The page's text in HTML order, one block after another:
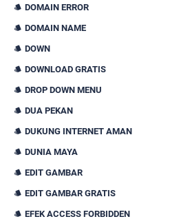
DOMAIN ERROR
DOMAIN NAME
DOWN
DOWNLOAD GRATIS
DROP DOWN MENU
DUA PEKAN
DUKUNG INTERNET AMAN
DUNIA MAYA
EDIT GAMBAR
EDIT GAMBAR GRATIS
EFEK ACCESS FORBIDDEN